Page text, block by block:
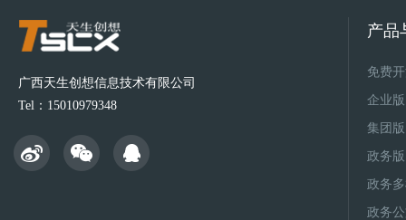
广西天生创想信息技术有限公司
Tel：15010979348
产品
免费
企业版
集团版
政务版
政务
政务